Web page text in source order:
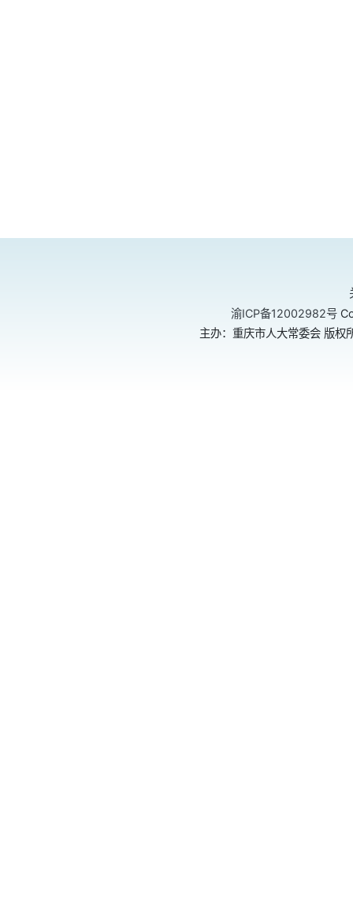
渝ICP备12002982号
主办：重庆市人大常委会 版